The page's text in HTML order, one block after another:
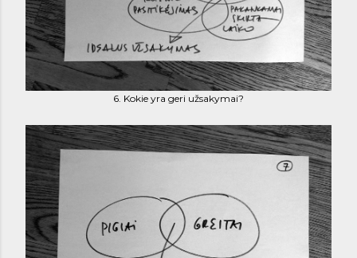
6. Kokie yra geri užsakymai?